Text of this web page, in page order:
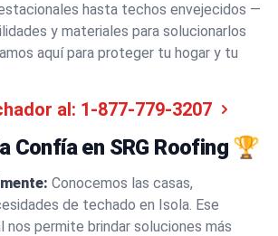
hasta techos envejecidos —
y materiales para solucionarlos
aquí para proteger tu hogar y tu
al: 1-877-779-3207
Confía en SRG Roofing 🏆
Conocemos las casas,
de techado en Isola. Ese
permite brindar soluciones más